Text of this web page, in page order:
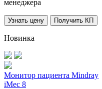
менеджера
Узнать цену Получить КП
Новинка
Монитор пациента Mindray
iMec 8